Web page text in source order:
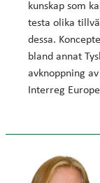
kunskap som
testa olika
dessa.
bland annat
avknoppning
Interreg